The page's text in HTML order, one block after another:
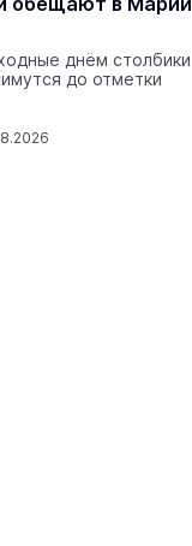
днём столбики
до отметки